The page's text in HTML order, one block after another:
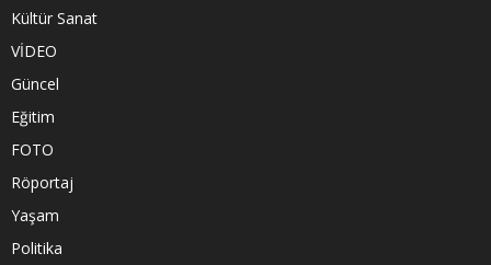
Kültür Sanat
VİDEO
Güncel
Eğitim
FOTO
Röportaj
Yaşam
Politika